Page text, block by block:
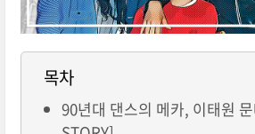
목차
90년대 댄스의 메카, 이태원